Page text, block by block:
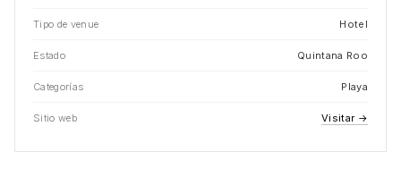
Tipo de venue Hotel
Estado Quintana Roo
Categorías Playa
Sitio web Visitar →